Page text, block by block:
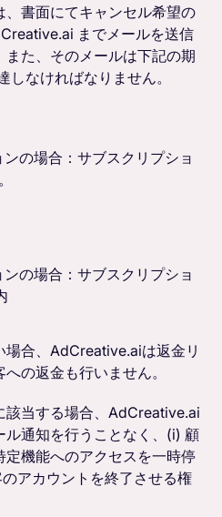
書面にてキャンセル希望の
までメールを送信
た、そのメールは下記の期
なければなりません。
の場合：サブスクリプショ
の場合：サブスクリプショ
場合、AdCreative.aiは返金リ
の返金も行いません。
該当する場合、AdCreative.ai
ル通知を行うことなく、(i) 顧
機能へのアクセスを一時停
アカウントを終了させる権